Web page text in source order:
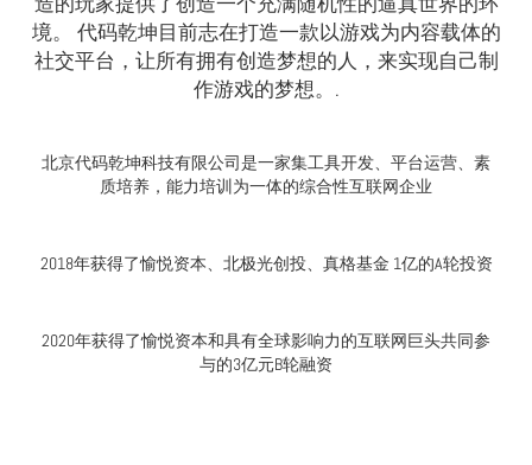
境。 代码乾坤目前志在打造一款以游戏为内容载体的
社交平台，让所有拥有创造梦想的人，来实现自己制
作游戏的梦想。.
北京代码乾坤科技有限公司是一家集工具开发、平台运营、素
质培养，能力培训为一体的综合性互联网企业
2018年获得了愉悦资本、北极光创投、真格基金 1亿的A轮投资
2020年获得了愉悦资本和具有全球影响力的互联网巨头共同参
与的3亿元B轮融资